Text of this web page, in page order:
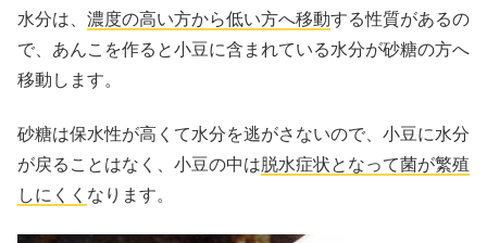
水分は、 濃度の高い方から低い方へ移動する性質があるの
で、あんこを作ると小豆に含まれている水分が砂糖の方へ
移動します。
砂糖は保水性が高くて水分を逃がさないので、小豆に水分
が戻ることはなく、小豆の中は脱水症状となって菌が繁殖
しにくく なります。